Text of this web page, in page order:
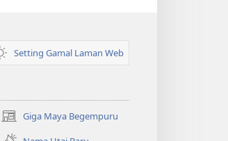
Setting Gamal Laman Web
Giga Maya Begempuru
(opens
new